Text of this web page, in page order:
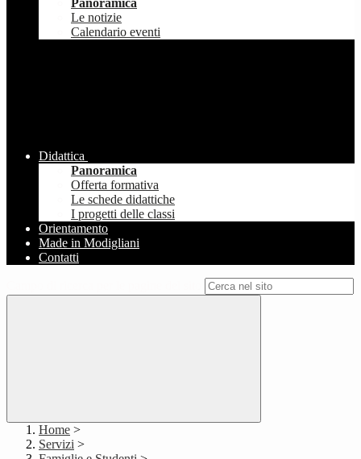
Panoramica
Le notizie
Calendario eventi
Didattica
Panoramica
Offerta formativa
Le schede didattiche
I progetti delle classi
Orientamento
Made in Modigliani
Contatti
Home >
Servizi >